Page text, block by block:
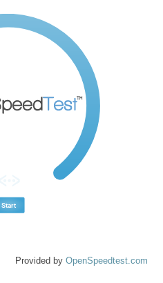
Provided by OpenSpeedtest.com